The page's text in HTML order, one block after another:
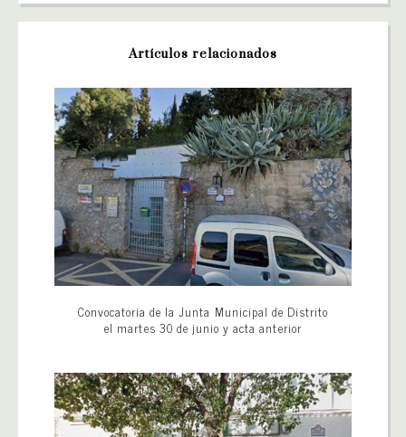
Artículos relacionados
Convocatoria de la Junta Municipal de Distrito
el martes 30 de junio y acta anterior